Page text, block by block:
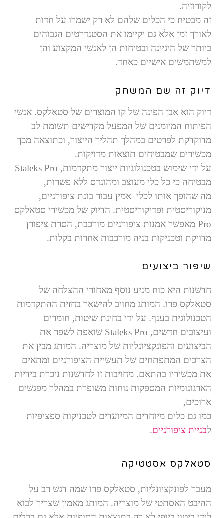
לקורוזיה.
זה מבטיח כי הכלים שלהם לא רק ישמרו על חדות
לאורך זמן אלא גם יקיימו את הסטנדרטים הגבוהים
ביותר של היגיינה ובטיחות הן לאנשי המקצוע והן
למשתמשים אישיים כאחד.
דיוק זה שם המשחק
דיוק הוא אבן הפינה של קו המוצרים של סטאלקס. אנשי
הפיתוח המיומנים של המפעל מקדישים תשומת לב
מדוקדקת לפרטים במהלך תהליך הייצור, וכתוצאה מכך
מכשירים שמבטיחים תוצאות מדויקות.
על ידי שימוש בטכנולוגיות ייצור מתקדמות, Staleks Pro
מבטיחה כי כל כלי מעוצב ומהונדס ללא פשרות,
מה שהופך אותו לכלי אמין עבור בונת ציפורניים,
מניקוריסטית ופדיקוריסטית. הדיוק של מכשירי סטאלקס
Pro מאפשר אמנות ציפורניים מורכבת, הסרת ציפורן
מדויקת וטכניקות בניה מורכבות אחרות בקלות.
שיפור ביצועים
חדשנות היא כוח מניע נוסף מאחורי ההצלחה של
סטאלקס פרו. המותג מחויב להישאר בחזית ההתקדמות
הטכנולוגית בענף. על ידי בחינת שיטות, חומרים
ועיצובים חדשים, Staleks Pro שואפת לשפר את
הביצועים והפונקציונליות של מוצריה. המותג מבין את
הצרכים המתפתחים של תעשיית הציפורניים ומתאים
את מכשיריו בהתאם. מחויבות זו לחדשנות ניכרת בידיות
הארגונומיות המספקות נוחות משופרת במהלך מפגשים
ארוכים,
כמו גם כלים מיוחדים המיועדים לטכניקות ספציפיות
לבניית ציפורניים.
סטאלקס אסטטיקה
מעבר לפונקציונליות, סטאלקס פרו שמה דגש רב על
ההיבט האסתטי של מוצריה. המותג מאמין שצריך לבוא